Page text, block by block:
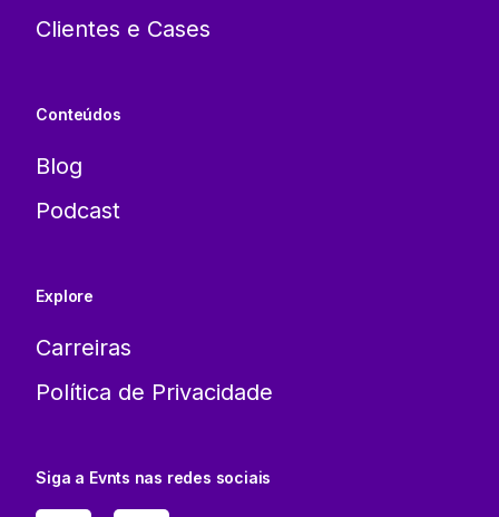
Clientes e Cases
Conteúdos
Blog
Podcast
Explore
Carreiras
Política de Privacidade
Siga a Evnts nas redes sociais